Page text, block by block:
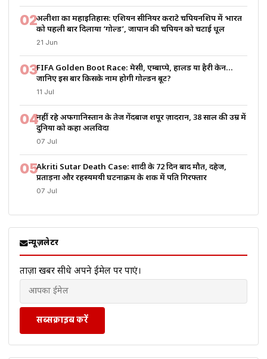
02अलीशा का महाइतिहास: एशियन सीनियर कराटे चैंपियनशिप में भारत
को पहली बार दिलाया ‘गोल्ड’, जापान की चैंपियन को चटाई धूल
21 Jun
03FIFA Golden Boot Race: मेसी, एम्बाप्पे, हालैंड या हैरी केन…
जानिए इस बार किसके नाम होगी गोल्डन बूट?
11 Jul
04नहीं रहे अफगानिस्तान के तेज गेंदबाज शपूर ज़ादरान, 38 साल की उम्र में
दुनिया को कहा अलविदा
07 Jul
05Akriti Sutar Death Case: शादी के 72 दिन बाद मौत, दहेज,
प्रताड़ना और रहस्यमयी घटनाक्रम के शक में पति गिरफ्तार
07 Jul
न्यूज़लेटर
ताज़ा खबरें सीधे अपने ईमेल पर पाएं।
सब्सक्राइब करें